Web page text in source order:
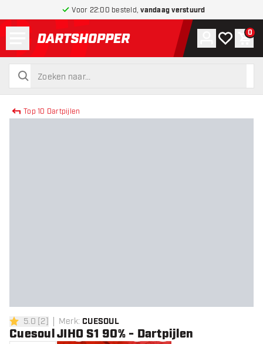
Voor 22:00 besteld,vandaag verstuurd
terug naar home pagina
zoeken
zoeken
Account
Mijn 0
Top 10 Dartpijlen
5 score sterren
5.0 [2] Merk: CUESOUL
Cuesoul JIHO S1 90% - Dartpijlen